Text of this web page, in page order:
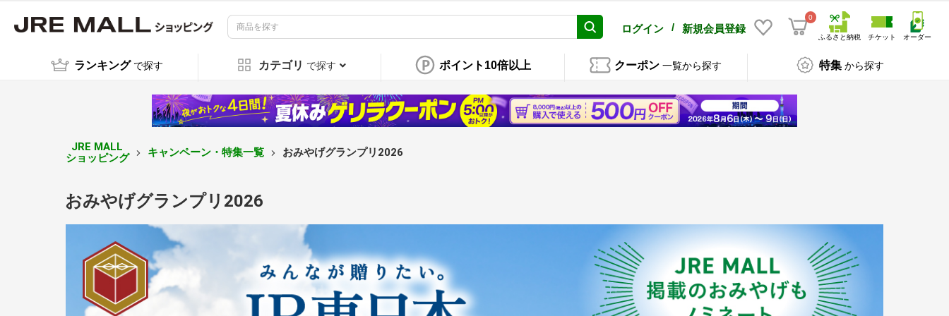
ログイン / 新規会員登録
0
ふるさと納税 チケット オーダー
ランキング で探す カテゴリ で探す ポイント10倍以上 クーポン 一覧から探す 特集 から探す
JRE MALL
ショッピング
キャンペーン・特集一覧 おみやげグランプリ2026
おみやげグランプリ2026